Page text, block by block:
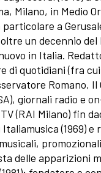
Milano, in Medio
a
un decennio
in Italia.
di quotidiani (fra cui
Romano, Il
giornali radio e
(RAI Milano) fin
(1969) e
delle apparizioni